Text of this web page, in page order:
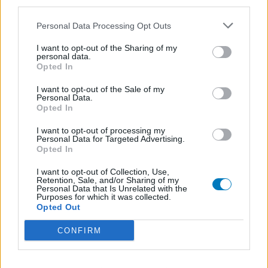
Personal Data Processing Opt Outs
I want to opt-out of the Sharing of my
personal data.
Opted In
I want to opt-out of the Sale of my
Personal Data.
Opted In
I want to opt-out of processing my
Personal Data for Targeted Advertising.
Opted In
I want to opt-out of Collection, Use,
Retention, Sale, and/or Sharing of my
Personal Data that Is Unrelated with the
Purposes for which it was collected.
Opted Out
CONFIRM
Antibiotica - urineweginfectie
Mirtazapine (731)
Amitriptyline (699)
Depressie - antidepressiva TCA
Efexor (665)
Depressie - antidepressiva overig
Anticonceptie - eenfase
Seroquel (647)
Escitalopram (647)
Depressie - antidepressiva SSRI
Amoxicilline (646)
Antibiotica - penicillines breedspectrum
Wellbutrin XR (646)